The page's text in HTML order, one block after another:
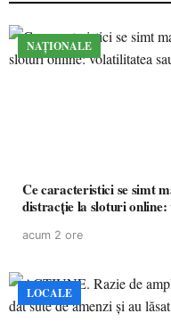
NAȚIONALE
Ce caracteristici se simt
distracție la sloturi
acum 2 ore
LOCALE